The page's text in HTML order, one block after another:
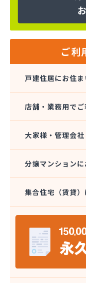
河原実業(株) つ
河原実業(株) 三
橿村石油店
(株)Ｅnergy1
(株)Onuma
(株)TOKAI 鹿島
(株)アサイ
(株)いけだ
(株)エネサンス関
(株)エネサンス
(株)エルピオ 鹿
(株)エルピオ 石
(株)エルピオ 茨
(株)オオウチ商事
(株)サイサン か
ご利
戸建住居にお住
店舗・業務用で
大家様・管理会社
分譲マンション
集合住宅（賃貸